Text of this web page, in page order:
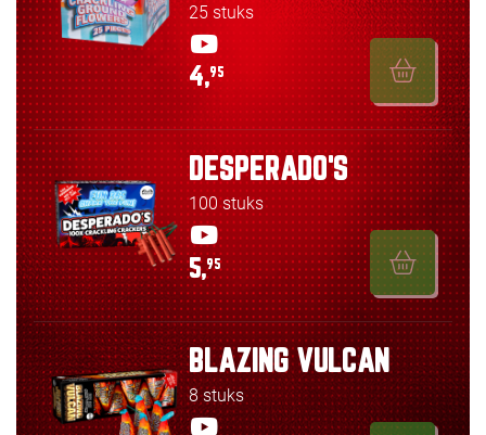
25 stuks
4,95
DESPERADO'S
100 stuks
5,95
BLAZING VULCAN
8 stuks